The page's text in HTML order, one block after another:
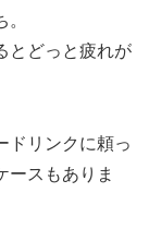
とどっと疲れが
ドリンクに頼っ
ースもありま